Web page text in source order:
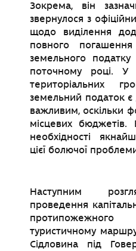
Зокрема, він
звернулося з
щодо виділення
повного
земельного
поточному році. У
територіальних
земельний податок
важливим, оскільки
місцевих
необхідності
цієї болючої
Наступним
проведення
туристичному
Сідловина під